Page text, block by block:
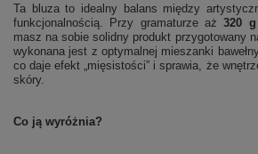
Ta bluza to idealny balans między
funkcjonalnością. Przy gramaturze aż320 g
masz na sobie solidny produkt przygotowany
wykonana jest z optymalnej mieszanki
co daje efekt „mięsistości” i sprawia, że
skóry.
Co ją wyróżnia?